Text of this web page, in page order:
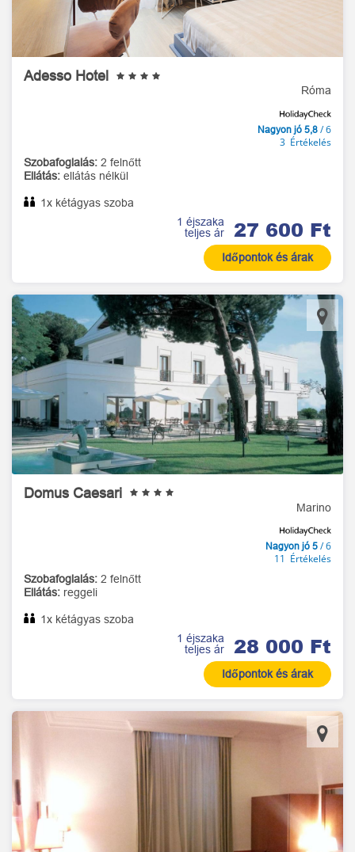
Adesso Hotel
Róma
Nagyon jó 5,8 / 6
3 Értékelés
Szobafoglalás: 2 felnőtt
Ellátás: ellátás nélkül
1x kétágyas szoba
1 éjszaka
teljes ár
27 600 Ft
Időpontok és árak
Domus Caesari
Marino
Nagyon jó 5 / 6
11 Értékelés
Szobafoglalás: 2 felnőtt
Ellátás: reggeli
1x kétágyas szoba
1 éjszaka
teljes ár
28 000 Ft
Időpontok és árak